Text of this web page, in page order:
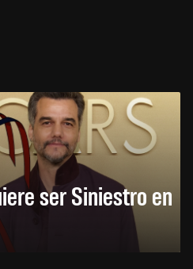
ser Siniestro en